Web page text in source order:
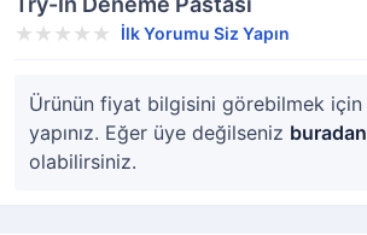
İlk Yorumu Siz Yapın
Ürünün fiyat bilgisini görebilmek için
yapınız. Eğer üye değilseniz buradan
olabilirsiniz.